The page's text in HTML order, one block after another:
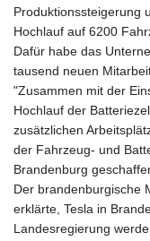
Produktionssteigerung
Hochlauf auf 6200
Dafür habe das
tausend neuen
"Zusammen mit der
Hochlauf der
zusätzlichen
der Fahrzeug- und
Brandenburg
Der brandenburgische
erklärte, Tesla in
Landesregierung